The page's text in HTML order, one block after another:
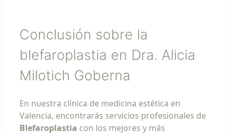
Conclusión sobre la
blefaroplastia en Dra. Alicia
Milotich Goberna
En nuestra clínica de medicina estética en
Valencia, encontrarás servicios profesionales de
Blefaroplastia con los mejores y más